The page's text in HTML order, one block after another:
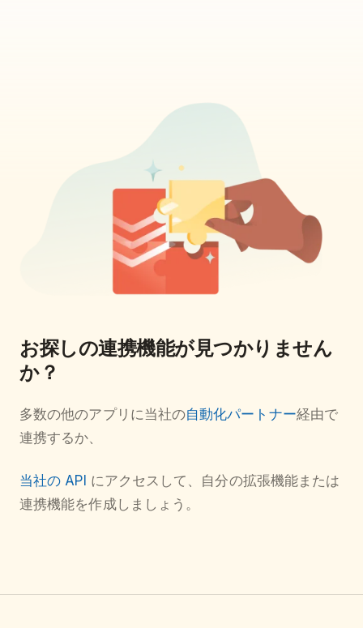
お探しの連携機能が見つかりません
か？
多数の他のアプリに当社の自動化パートナー経由で
連携するか、
当社の API にアクセスして、自分の拡張機能または
連携機能を作成しましょう。